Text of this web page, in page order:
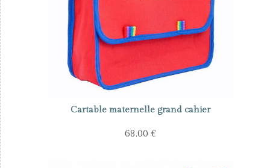
Cartable maternelle grand cahier
68.00 €